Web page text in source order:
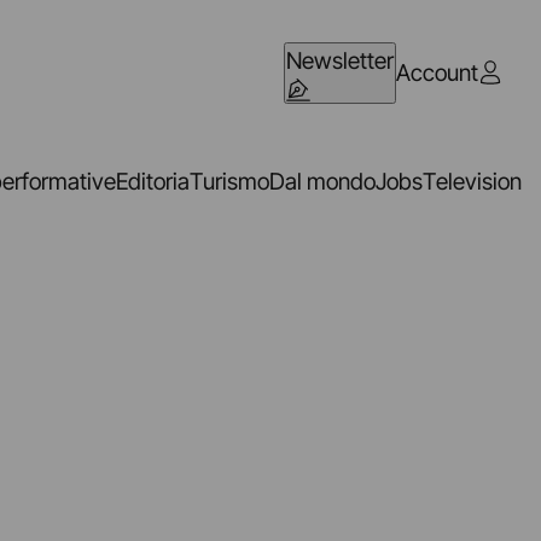
NewsletterAccount
EditoriaTurismoDal mondoJobsTelevision